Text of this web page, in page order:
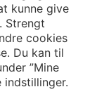
kunne give
Strengt
cookies
Du kan til
”Mine
indstillinger.